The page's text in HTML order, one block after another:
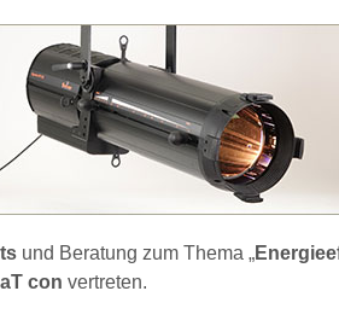
und Beratung zum Thema „
con vertreten.